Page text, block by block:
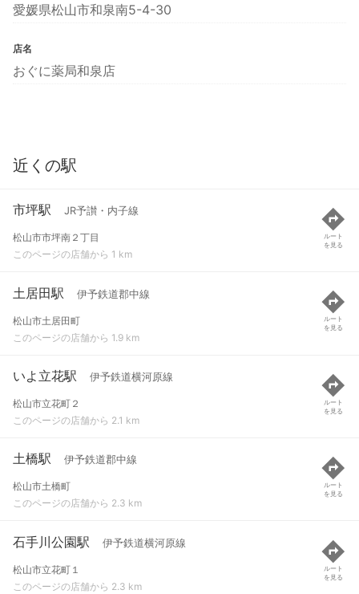
愛媛県松山市和泉南5-4-30
店名
おぐに薬局和泉店
近くの駅
市坪駅 JR予讃・内子線
松山市市坪南２丁目
このページの店舗から 1 km
ルート
を見る
土居田駅 伊予鉄道郡中線
松山市土居田町
このページの店舗から 1.9 km
ルート
を見る
いよ立花駅 伊予鉄道横河原線
松山市立花町２
このページの店舗から 2.1 km
ルート
を見る
土橋駅 伊予鉄道郡中線
松山市土橋町
このページの店舗から 2.3 km
ルート
を見る
石手川公園駅 伊予鉄道横河原線
松山市立花町１
このページの店舗から 2.3 km
ルート
を見る